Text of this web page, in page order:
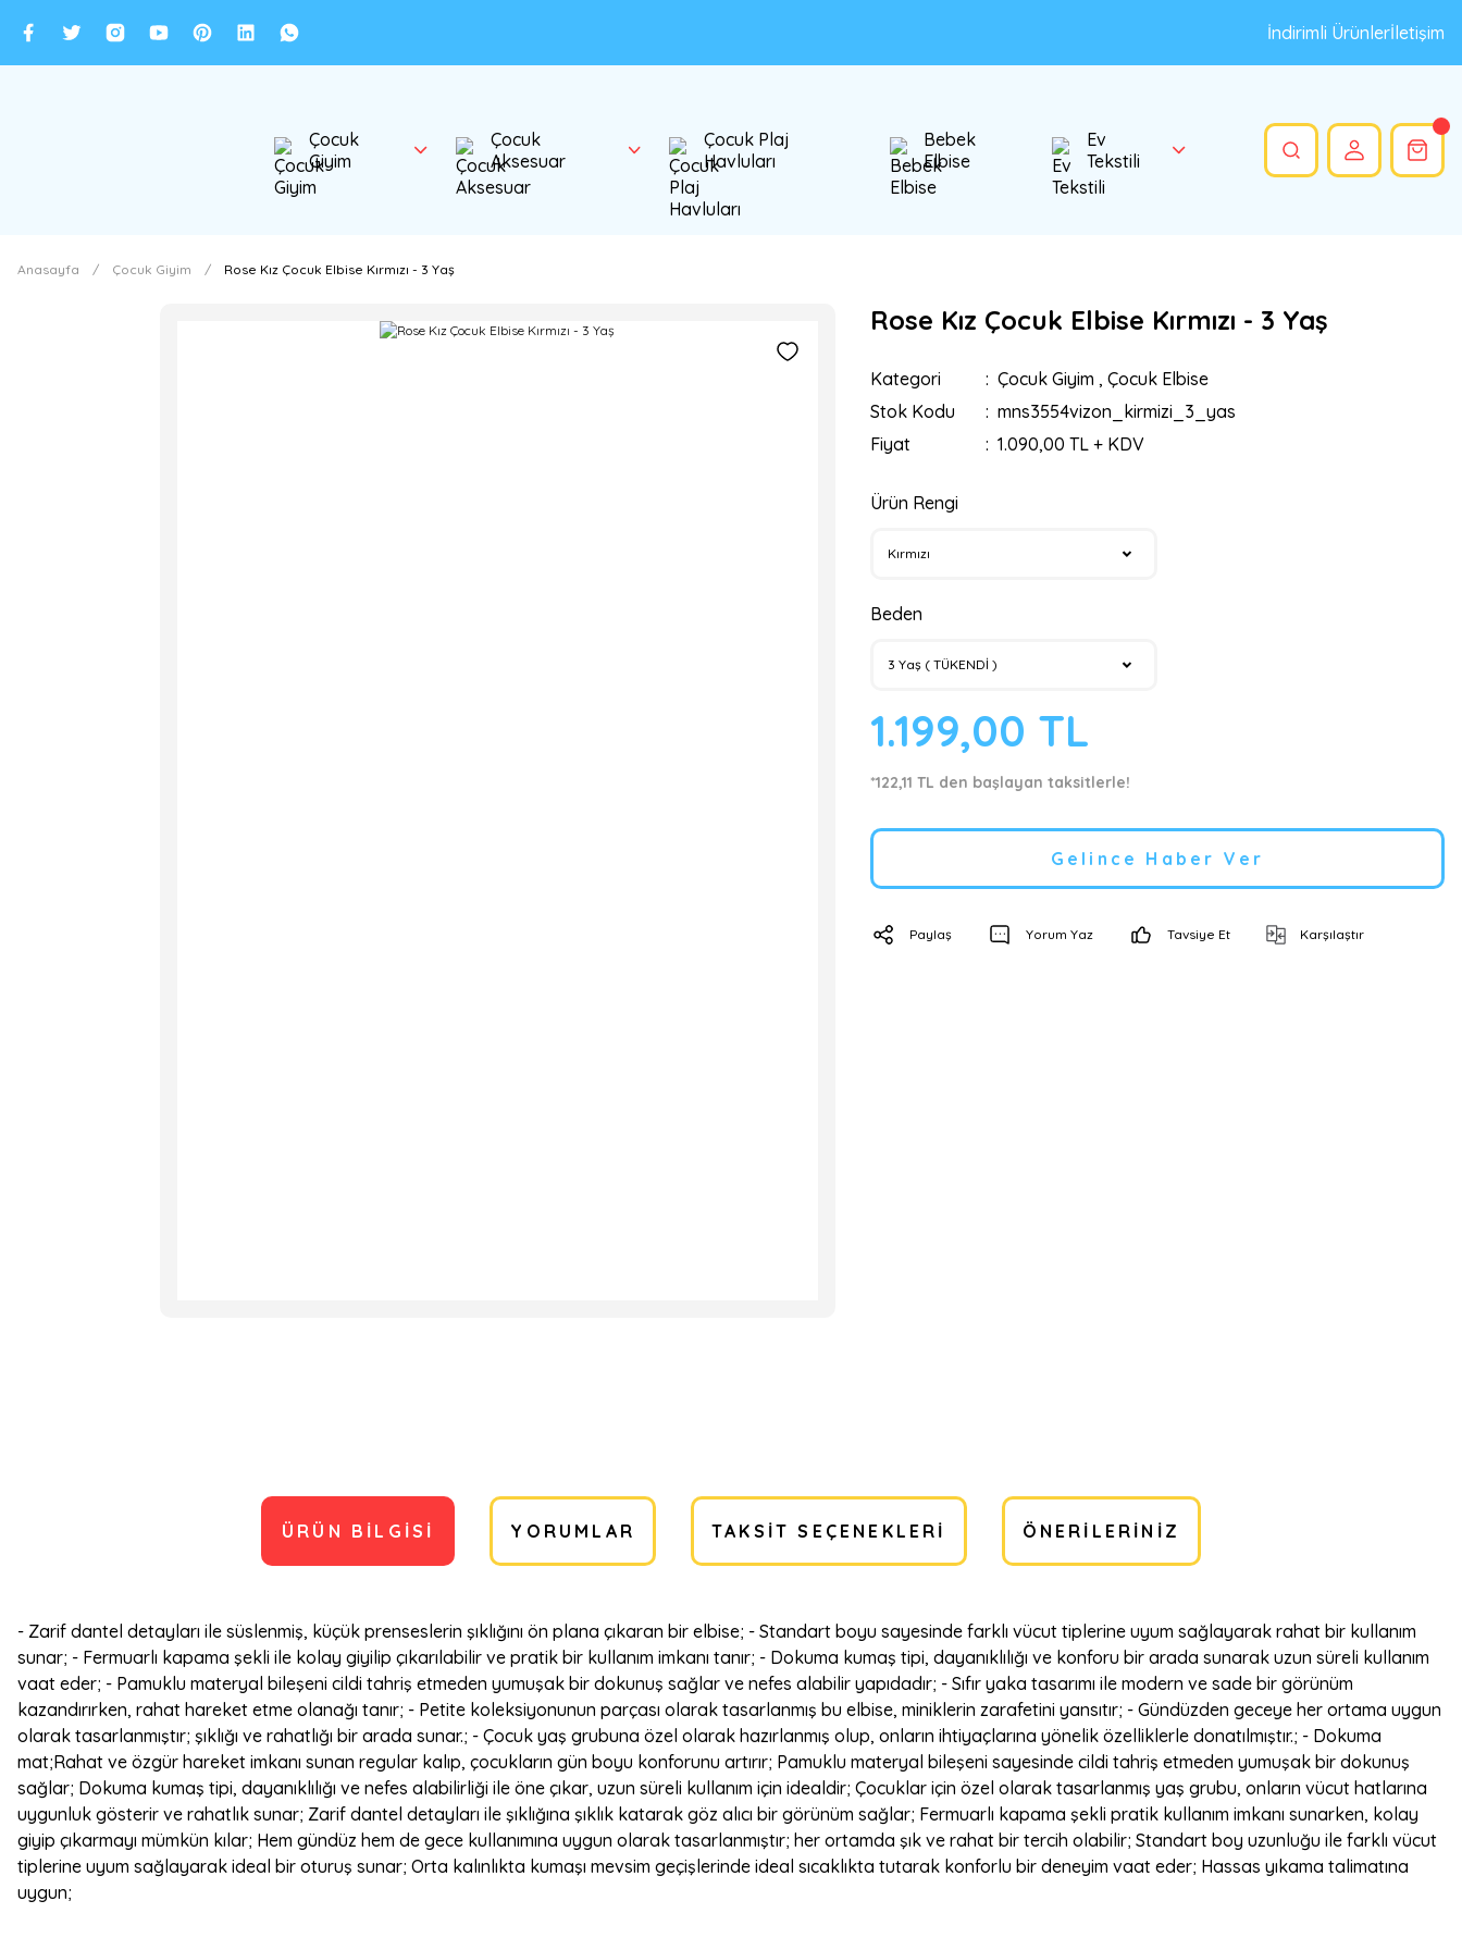
İndirimli Ürünlerİletişim
Çocuk
Giyim
Çocuk
Aksesuar
Çocuk Plaj
Havluları
Bebek
Elbise
Ev
Tekstili
Anasayfa Çocuk Giyim Rose Kız Çocuk Elbise Kırmızı - 3 Yaş
Rose Kız Çocuk Elbise Kırmızı - 3 Yaş
Kategori Çocuk Giyim , Çocuk Elbise
Stok Kodu
mns3554vizon_kirmizi_3_yas
Fiyat
1.090,00 TL + KDV
Ürün Rengi
Beden
1.199,00 TL
*122,11 TL den başlayan taksitlerle!
Gelince Haber Ver
Paylaş Yorum Yaz Tavsiye Et Karşılaştır
ÜRÜN BILGISI YORUMLAR TAKSIT SEÇENEKLERI ÖNERILERINIZ
- Zarif dantel detayları ile süslenmiş, küçük prenseslerin şıklığını ön plana çıkaran bir elbise; - Standart boyu sayesinde farklı vücut tiplerine uyum sağlayarak rahat bir kullanım
sunar; - Fermuarlı kapama şekli ile kolay giyilip çıkarılabilir ve pratik bir kullanım imkanı tanır; - Dokuma kumaş tipi, dayanıklılığı ve konforu bir arada sunarak uzun süreli kullanım
vaat eder; - Pamuklu materyal bileşeni cildi tahriş etmeden yumuşak bir dokunuş sağlar ve nefes alabilir yapıdadır; - Sıfır yaka tasarımı ile modern ve sade bir görünüm
kazandırırken, rahat hareket etme olanağı tanır; - Petite koleksiyonunun parçası olarak tasarlanmış bu elbise, miniklerin zarafetini yansıtır; - Gündüzden geceye her ortama uygun
olarak tasarlanmıştır; şıklığı ve rahatlığı bir arada sunar.; - Çocuk yaş grubuna özel olarak hazırlanmış olup, onların ihtiyaçlarına yönelik özelliklerle donatılmıştır.; - Dokuma
mat;Rahat ve özgür hareket imkanı sunan regular kalıp, çocukların gün boyu konforunu artırır; Pamuklu materyal bileşeni sayesinde cildi tahriş etmeden yumuşak bir dokunuş
sağlar; Dokuma kumaş tipi, dayanıklılığı ve nefes alabilirliği ile öne çıkar, uzun süreli kullanım için idealdir; Çocuklar için özel olarak tasarlanmış yaş grubu, onların vücut hatlarına
uygunluk gösterir ve rahatlık sunar; Zarif dantel detayları ile şıklığına şıklık katarak göz alıcı bir görünüm sağlar; Fermuarlı kapama şekli pratik kullanım imkanı sunarken, kolay
giyip çıkarmayı mümkün kılar; Hem gündüz hem de gece kullanımına uygun olarak tasarlanmıştır; her ortamda şık ve rahat bir tercih olabilir; Standart boy uzunluğu ile farklı vücut
tiplerine uyum sağlayarak ideal bir oturuş sunar; Orta kalınlıkta kumaşı mevsim geçişlerinde ideal sıcaklıkta tutarak konforlu bir deneyim vaat eder; Hassas yıkama talimatına
uygun;